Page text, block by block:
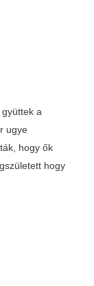
a
ugye
hogy ők
hogy